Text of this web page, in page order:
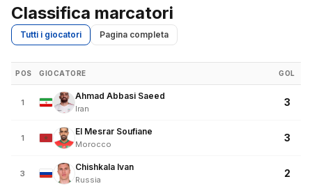
Classifica marcatori
Tutti i giocatori Pagina completa
POS GIOCATORE GOL
1
Ahmad Abbasi Saeed
Iran
3
1
El Mesrar Soufiane
Morocco
3
3
Chishkala Ivan
Russia
2